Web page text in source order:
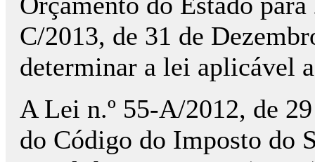
C/2013, de 31 de
determinar a lei aplicável
A Lei n.º 55-A/2012, de
do Código do Imposto do